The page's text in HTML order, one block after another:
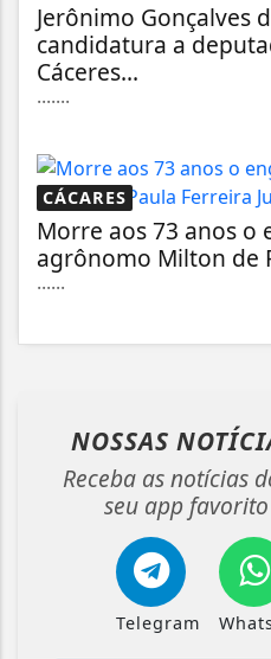
Jerônimo Gonçalves
candidatura a
Cáceres...
.......
CÁCARES
Morre aos 73 anos o
agrônomo Milton de
......
NOSSAS
Receba as notícias
seu app
Telegram